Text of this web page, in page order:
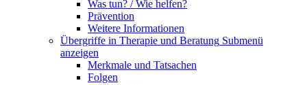
Was tun? / Wie helfen?
Prävention
Weitere Informationen
Übergriffe in Therapie und Beratung Submenü
anzeigen
Merkmale und Tatsachen
Folgen